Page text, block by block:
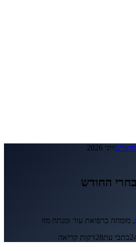
החודש/יוני 2026
החודש
, מומחה ברפואת עור ומנתח מוז
כתבי עת28דקות קריאה